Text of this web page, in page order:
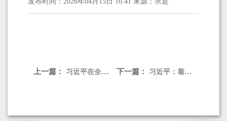
上一篇： 习近平在全军高级干部培训班开班式上发表重要讲话强调 开展思想整风 深化政治整训 以崭新政治面貌迎接建军一百周年 下一篇： 习近平：着力提高防范应对自然灾害能力 切实维护人民群众生命财产安全